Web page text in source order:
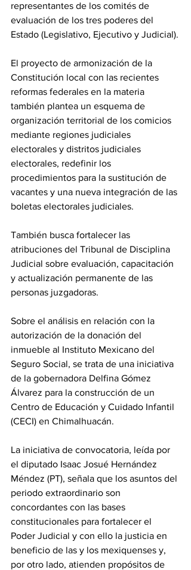
representantes de los comités de
evaluación de los tres poderes del
Estado (Legislativo, Ejecutivo y Judicial).
El proyecto de armonización de la
Constitución local con las recientes
reformas federales en la materia
también plantea un esquema de
organización territorial de los comicios
mediante regiones judiciales
electorales y distritos judiciales
electorales, redefinir los
procedimientos para la sustitución de
vacantes y una nueva integración de las
boletas electorales judiciales.
También busca fortalecer las
atribuciones del Tribunal de Disciplina
Judicial sobre evaluación, capacitación
y actualización permanente de las
personas juzgadoras.
Sobre el análisis en relación con la
autorización de la donación del
inmueble al Instituto Mexicano del
Seguro Social, se trata de una iniciativa
de la gobernadora Delfina Gómez
Álvarez para la construcción de un
Centro de Educación y Cuidado Infantil
(CECI) en Chimalhuacán.
La iniciativa de convocatoria, leída por
el diputado Isaac Josué Hernández
Méndez (PT), señala que los asuntos del
periodo extraordinario son
concordantes con las bases
constitucionales para fortalecer el
Poder Judicial y con ello la justicia en
beneficio de las y los mexiquenses y,
por otro lado, atienden propósitos de